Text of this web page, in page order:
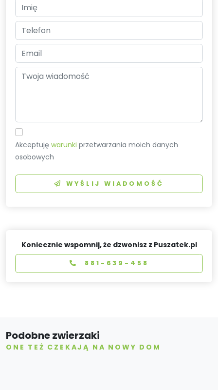
Akceptujęwarunki przetwarzania moich danych
osobowych
WYŚLIJ WIADOMOŚĆ
Koniecznie wspomnij, że dzwonisz z Puszatek.pl
881-639-458
Podobne zwierzaki
ONE TEŻ CZEKAJĄ NA NOWY DOM